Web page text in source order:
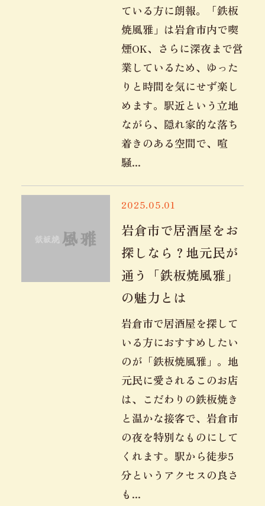
ている方に朗報。「鉄板
焼風雅」は岩倉市内で喫
煙OK、さらに深夜まで営
業しているため、ゆった
りと時間を気にせず楽し
めます。駅近という立地
ながら、隠れ家的な落ち
着きのある空間で、喧
騒...
2025.05.01
岩倉市で居酒屋をお
探しなら？地元民が
通う「鉄板焼風雅」
の魅力とは
岩倉市で居酒屋を探して
いる方におすすめしたい
のが「鉄板焼風雅」。地
元民に愛されるこのお店
は、こだわりの鉄板焼き
と温かな接客で、岩倉市
の夜を特別なものにして
くれます。駅から徒歩5
分というアクセスの良さ
も...